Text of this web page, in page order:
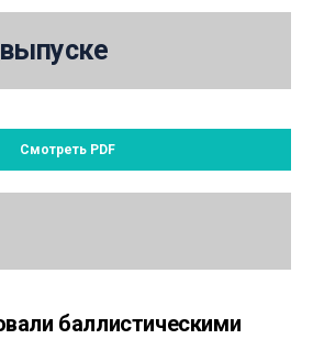
Смотреть PDF
баллистическими